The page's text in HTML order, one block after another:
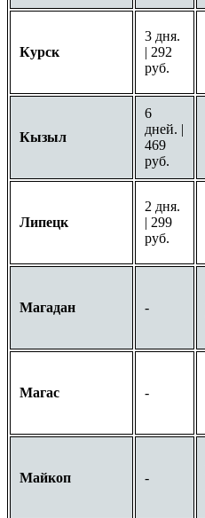
Курск
3 дня.
| 292
руб.
Кызыл
6
дней. |
469
руб.
Липецк
2 дня.
| 299
руб.
Магадан -
Магас -
Майкоп -